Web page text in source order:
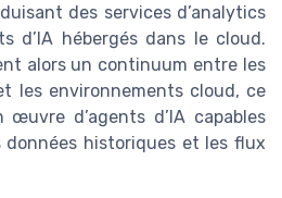
des services d’analytics
d’IA hébergés dans le cloud.
alors un continuum entre les
les environnements cloud, ce
d’agents d’IA capables
données historiques et les flux